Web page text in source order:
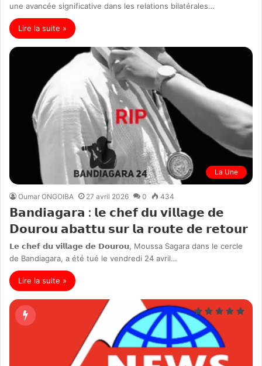
une avancée significative dans les relations bilatérales…
Lire la suite »
La Une
Oumar ONGOIBA 27 avril 2026 0 434
𝗕𝗮𝗻𝗱𝗶𝗮𝗴𝗮𝗿𝗮 : 𝗹𝗲 𝗰𝗵𝗲𝗳 𝗱𝘂 𝘃𝗶𝗹𝗹𝗮𝗴𝗲 𝗱𝗲
𝗗𝗼𝘂𝗿𝗼𝘂 𝗮𝗯𝗮𝘁𝘁𝘂 𝘀𝘂𝗿 𝗹𝗮 𝗿𝗼𝘂𝘁𝗲 𝗱𝗲 𝗿𝗲𝘁𝗼𝘂𝗿
𝗟𝗲 𝗰𝗵𝗲𝗳 𝗱𝘂 𝘃𝗶𝗹𝗹𝗮𝗴𝗲 𝗱𝗲 𝗗𝗼𝘂𝗿𝗼𝘂, Moussa Sagara dans le cercle
de Bandiagara, a été tué le vendredi 24 avril…
Lire la suite »